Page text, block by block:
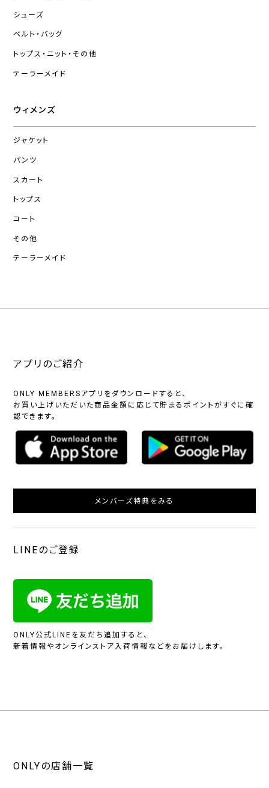
シューズ
ベルト・バッグ
トップス・ニット・その他
テーラーメイド
ウィメンズ
ジャケット
パンツ
スカート
トップス
コート
その他
テーラーメイド
アプリのご紹介
ONLY MEMBERSアプリをダウンロードすると、
お買い上げいただいた商品金額に応じて貯まるポイントがすぐに確
認できます。
メンバーズ特典をみる
LINEのご登録
ONLY公式LINEを友だち追加すると、
新着情報やオンラインストア入荷情報などをお届けします。
ONLYの店舗一覧